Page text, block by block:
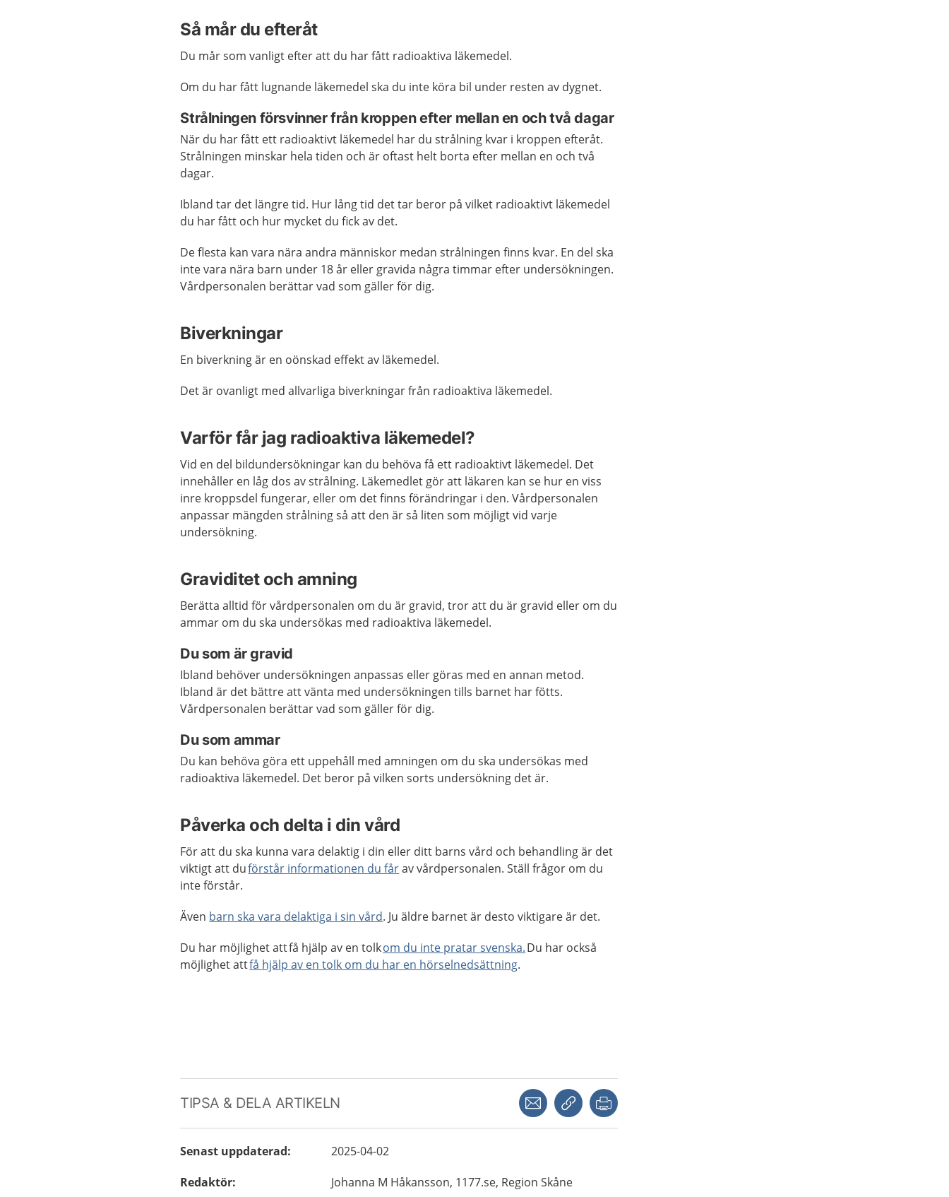
Så mår du efteråt
Du mår som vanligt efter att du har fått radioaktiva läkemedel.
Om du har fått lugnande läkemedel ska du inte köra bil under resten av dygnet.
Strålningen försvinner från kroppen efter mellan en och två dagar
När du har fått ett radioaktivt läkemedel har du strålning kvar i kroppen efteråt.
Strålningen minskar hela tiden och är oftast helt borta efter mellan en och två
dagar.
Ibland tar det längre tid. Hur lång tid det tar beror på vilket radioaktivt läkemedel
du har fått och hur mycket du fick av det.
De flesta kan vara nära andra människor medan strålningen finns kvar. En del ska
inte vara nära barn under 18 år eller gravida några timmar efter undersökningen.
Vårdpersonalen berättar vad som gäller för dig.
Biverkningar
En biverkning är en oönskad effekt av läkemedel.
Det är ovanligt med allvarliga biverkningar från radioaktiva läkemedel.
Varför får jag radioaktiva läkemedel?
Vid en del bildundersökningar kan du behöva få ett radioaktivt läkemedel. Det
innehåller en låg dos av strålning. Läkemedlet gör att läkaren kan se hur en viss
inre kroppsdel fungerar, eller om det finns förändringar i den.Vårdpersonalen
anpassar mängden strålning så att den är så liten som möjligt vid varje
undersökning.
Graviditet och amning
Berätta alltid för vårdpersonalen om du är gravid, tror att du är gravid eller om du
ammar om du ska undersökas med radioaktiva läkemedel.
Du som är gravid
Ibland behöver undersökningen anpassas eller göras med en annan metod.
Ibland är det bättre att vänta med undersökningen tills barnet har fötts.
Vårdpersonalen berättar vad som gäller för dig.
Du som ammar
Du kan behöva göra ett uppehåll med amningen om du ska undersökas med
radioaktiva läkemedel. Det beror på vilken sorts undersökning det är.
Påverka och delta i din vård
För att du ska kunna vara delaktig i din eller ditt barns vård och behandling är det
viktigt att duförstår informationen du fårav vårdpersonalen. Ställ frågor om du
inte förstår.
Även barn ska vara delaktiga i sin vård. Ju äldre barnet är desto viktigare är det.
Du har möjlighet att få hjälp av en tolkom du inte pratar svenska.Du har också
möjlighet attfå hjälp av en tolk om du har en hörselnedsättning.
TIPSA & DELA ARTIKELN Dela via mejlKopiera länk
Senast uppdaterad:
2025-04-02
Redaktör: Johanna M Håkansson, 1177.se, Region Skåne